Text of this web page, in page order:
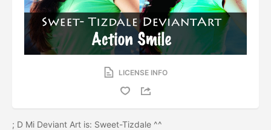
LICENSE INFO
; D Mi Deviant Art is: Sweet-Tizdale ^^